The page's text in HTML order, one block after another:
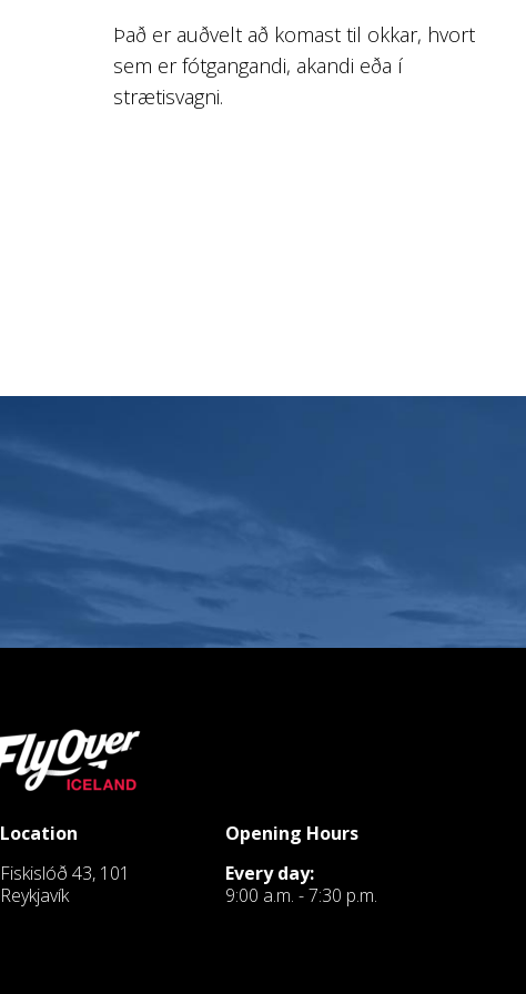
Það er auðvelt að komast til okkar, hvort
sem er fótgangandi, akandi eða í
strætisvagni.
Location
Fiskislóð 43, 101
Reykjavík
Opening Hours
Every day:
9:00 a.m. - 7:30 p.m.